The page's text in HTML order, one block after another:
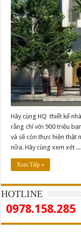
Hãy cùng HQ thiết kế
rằng chỉ với 900 triệu
và sẽ còn thực hiện thật
nữa. Hãy cùng xem xét ...
Xem Tiếp »
HOTLINE
0978.158.285